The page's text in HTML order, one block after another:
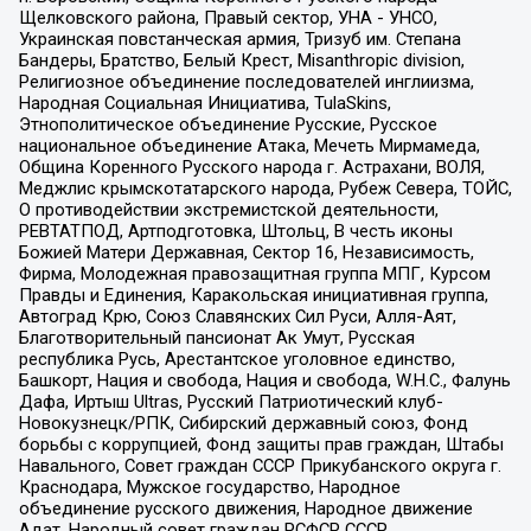
Щелковского района, Правый сектор, УНА - УНСО,
Украинская повстанческая армия, Тризуб им. Степана
Бандеры, Братство, Белый Крест, Misanthropic division,
Религиозное объединение последователей инглиизма,
Народная Социальная Инициатива, TulaSkins,
Этнополитическое объединение Русские, Русское
национальное объединение Атака, Мечеть Мирмамеда,
Община Коренного Русского народа г. Астрахани, ВОЛЯ,
Меджлис крымскотатарского народа, Рубеж Севера, ТОЙС,
О противодействии экстремистской деятельности,
РЕВТАТПОД, Артподготовка, Штольц, В честь иконы
Божией Матери Державная, Сектор 16, Независимость,
Фирма, Молодежная правозащитная группа МПГ, Курсом
Правды и Единения, Каракольская инициативная группа,
Автоград Крю, Союз Славянских Сил Руси, Алля-Аят,
Благотворительный пансионат Ак Умут, Русская
республика Русь, Арестантское уголовное единство,
Башкорт, Нация и свобода, Нация и свобода, W.H.С., Фалунь
Дафа, Иртыш Ultras, Русский Патриотический клуб-
Новокузнецк/РПК, Сибирский державный союз, Фонд
борьбы с коррупцией, Фонд защиты прав граждан, Штабы
Навального, Совет граждан СССР Прикубанского округа г.
Краснодара, Мужское государство, Народное
объединение русского движения, Народное движение